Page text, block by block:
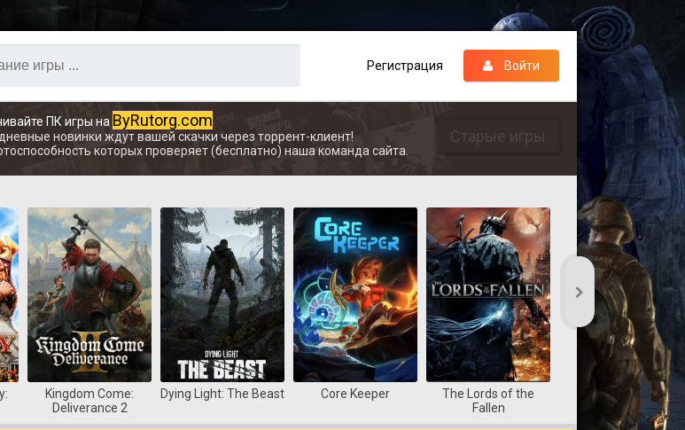
Регистрация Войти
Старые игры
ПК игры на ByRutorg.com
новинки ждут вашей скачки через торрент-клиент!
которых проверяет (бесплатно) наша команда сайта.
Kingdom Come:
Deliverance 2
Dying Light: The Beast Core Keeper
The Lords of the
Fallen
REANIMAL